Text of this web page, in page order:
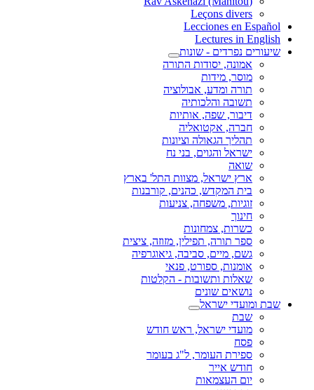
Leçons divers
Lecciones en Español
Lectures in English
שיעורים נפרדים - שונות
אמונה, יסודות התורה
מוסר, מידות
תורה ומדע, אבולוציה
תשובה והלכותיה
דיבור, שפה, אותיות
חברה, אקטואליה
תהליך הגאולה וציונות
ישראל והגוים, בני נח
שואה
ארץ ישראל, מצוות התל' בארץ
בית המקדש, כהנים, קורבנות
זוגיות, משפחה, צניעות
חינוך
כשרות, צמחונות
ספר תורה, תפילין, מזוזה, ציצית
גשם, מיים, סביבה, גיאוגרפיה
אומנות, ספורט, פנאי
שאלות ותשובות - הקלטות
נושאים שונים
שבת ומועדי ישראל
שבת
מועדי ישראל, ראש חודש
פסח
ספירת העומר, ל"ג בעומר
חודש אייר
יום העצמאות